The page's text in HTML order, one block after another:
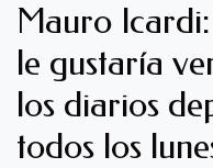
Mauro
le gustaría
los diarios
todos los